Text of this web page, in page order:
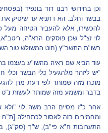
וכן בחידושי רבנו דוד בונפיד
בבשר וחלב. הא דתניא עד שיסיק את
להכשירו, אלא להעביר הטיחה מעל
לוי זצ"ל שכן פוסקים הרא"ה,
בשו"ת התשב"ץ (חוט המשולש טור
עוד הביא שם ראיה מהשו"ע בעצמו
"יש ליזהר מלהגעיל כלי הבשר וכלי
מוכח מזה שמותר לפי דעת מרן
בדבר ומשמע מזה שמותר לעשות נ"ט
אחר כ"ז מסיים הרב משה לוי "ולא
ומחמירים בזה לאסור לכתחילה
התערובות ח"א פי"ב), ש"ך (סק"ג),